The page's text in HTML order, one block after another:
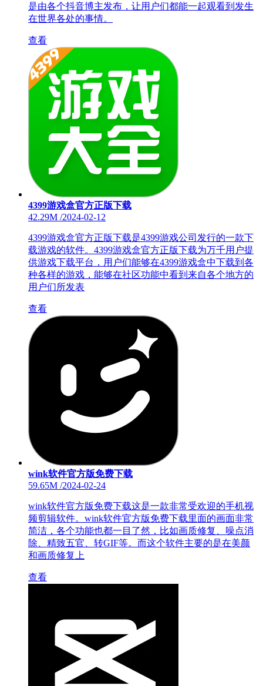
是由各个抖音博主发布，让用户们都能一起观看到发生
在世界各处的事情。
查看
4399游戏盒官方正版下载
42.29M /2024-02-12
4399游戏盒官方正版下载是4399游戏公司发行的一款下
载游戏的软件。4399游戏盒官方正版下载为万千用户提
供游戏下载平台，用户们能够在4399游戏盒中下载到各
种各样的游戏，能够在社区功能中看到来自各个地方的
用户们所发表
查看
wink软件官方版免费下载
59.65M /2024-02-24
wink软件官方版免费下载这是一款非常受欢迎的手机视
频剪辑软件。wink软件官方版免费下载里面的画面非常
简洁，各个功能也都一目了然，比如画质修复、噪点消
除、精致五官、转GIF等。而这个软件主要的是在美颜
和画质修复上
查看